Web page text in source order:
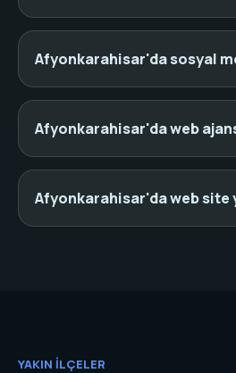
Afyonkarahisar'da sosyal
Afyonkarahisar'da web
Afyonkarahisar'da web site
YAKIN İLÇELER